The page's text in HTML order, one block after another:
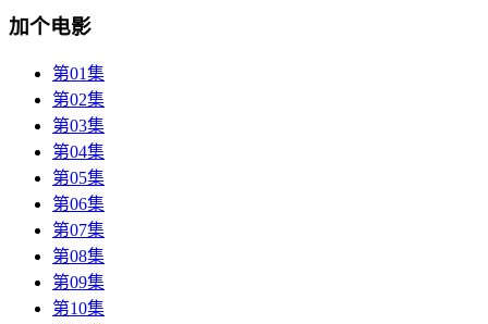
加个电影
第01集
第02集
第03集
第04集
第05集
第06集
第07集
第08集
第09集
第10集